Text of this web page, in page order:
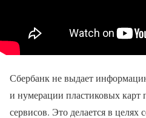
Сбербанк не выдает
и нумерации пластиковых карт
сервисов. Это делается в целях